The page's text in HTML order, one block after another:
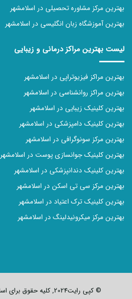
بهترین مرکز مشاوره تحصیلی در اسلامشهر
بهترین آموزشگاه زبان انگلیسی در اسلامشهر
لیست بهترین مراکز درمانی و زیبایی
بهترین مراکز فیزیوتراپی در اسلامشهر
بهترین مراکز روانشناسی در اسلامشهر
بهترین کلینیک زیبایی در اسلامشهر
بهترین کلینیک دامپزشکی در اسلامشهر
بهترین مرکز سونوگرافی در اسلامشهر
بهترین کلینیک جوانسازی پوست در اسلامشهر
بهترین کلینیک دندانپزشکی در اسلامشهر
بهترین مرکز سی تی اسکن در اسلامشهر
بهترین کلینیک‌ ترک اعتیاد در اسلامشهر
بهترین مرکز میکرونیدلینگ در اسلامشهر
© کپی رایت2024, کلیه حقوق برای اسلامشهرینو محفوظ است